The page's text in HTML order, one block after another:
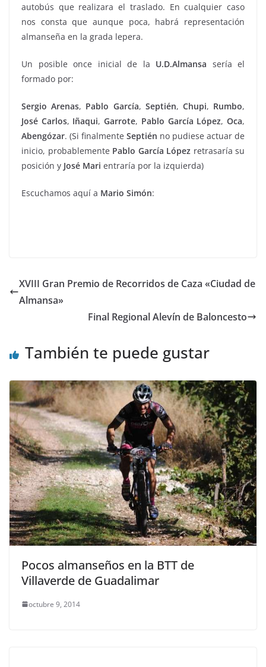
autobús que realizara el traslado. En cualquier caso
nos consta que aunque poca, habrá representación
almanseña en la grada lepera.
Un posible once inicial de la U.D.Almansa sería el
formado por:
Sergio Arenas, Pablo García, Septién, Chupi, Rumbo,
José Carlos, Iñaqui,Garrote, Pablo García López,Oca,
Abengózar. (Si finalmente Septién no pudiese actuar de
inicio, probablemente Pablo García López retrasaría su
posición y José Mari entraría por la izquierda)
Escuchamos aquí a Mario Simón:
XVIII Gran Premio de Recorridos de Caza «Ciudad de
Almansa»
Final Regional Alevín de Baloncesto
También te puede gustar
Pocos almanseños en la BTT de
Villaverde de Guadalimar
octubre 9, 2014